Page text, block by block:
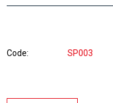
Code SP003